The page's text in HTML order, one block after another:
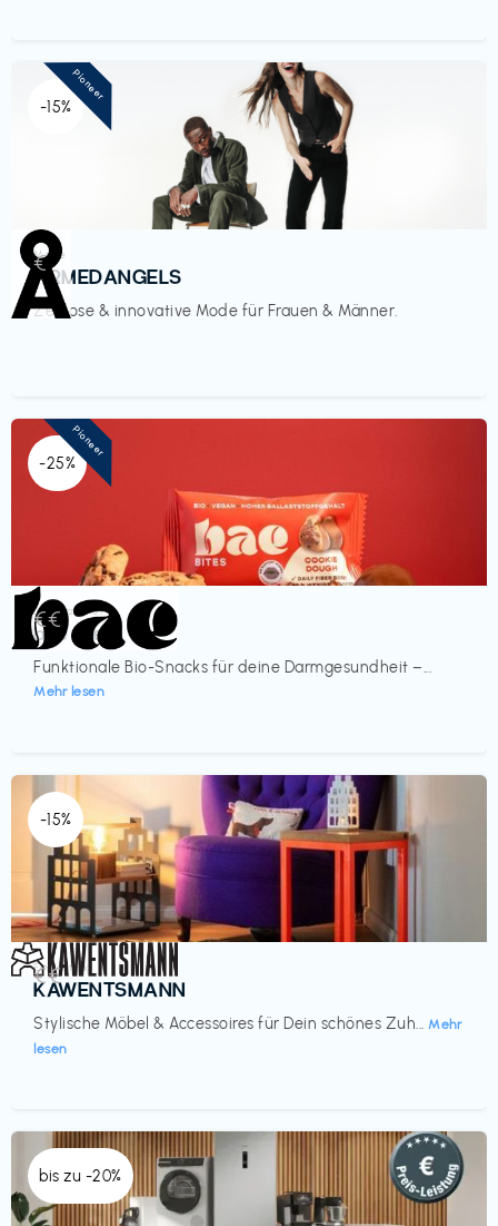
-15%
Mode
ARMEDANGELS
Zeitlose & innovative Mode für Frauen & Männer.
€‎
Pioneer
-25%
Lebensmittel
bae Treat
Funktionale Bio-Snacks für deine Darmgesundheit –...
Mehr lesen
€€‎
Pioneer
-15%
Einrichtung
KAWENTSMANN
Stylische Möbel & Accessoires für Dein schönes Zuh... Mehr
lesen
€€‎
bis zu -20%